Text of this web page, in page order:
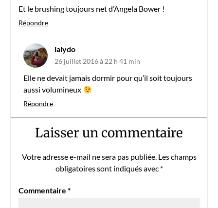
Et le brushing toujours net d’Angela Bower !
Répondre
lalydo
26 juillet 2016 à 22 h 41 min
Elle ne devait jamais dormir pour qu’il soit toujours
aussi volumineux
Répondre
Laisser un commentaire
Votre adresse e-mail ne sera pas publiée. Les champs
obligatoires sont indiqués avec *
Commentaire*